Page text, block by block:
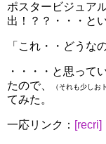
ポスタービジュア
出！？？・・・と
「これ・・どうな
・・・・と思って
たので、
（それも少しお
てみた。
一応リンク：